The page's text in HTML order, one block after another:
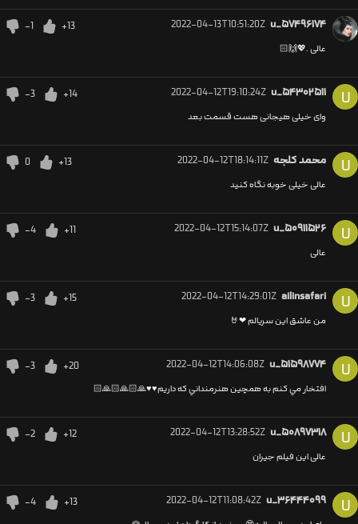
u_۵۷۴۹۶۱۷۴ 2022-04-13T10:51:20Z
+13
-1
عالی .💖🙌🏻
U u_۵۴۳۰۲۵۱۱ 2022-04-12T19:10:24Z
+14
-3
وای خیلی هیجانی هست قسمت بعد
U محمد کلجه 2022-04-12T18:14:11Z
+13
0
عالی خیلی خوبه نگاه کنید
U u_۵۰۹۱۱۵۲۶ 2022-04-12T15:14:07Z
+11
-4
عالی
U
ailinsafari
2022-04-12T14:29:01Z
+15
-3
من عاشق این سریالم ❤🤘
U u_۵۱۵۹۸۷۷۴ 2022-04-12T14:06:08Z
+20
-3
افتخار مي كنم به همچين هنرمنداني كه داريم♥️♥️🙏🏻🙏🏻🙏🏻
U u_۵۰۸۹۷۳۱۸ 2022-04-12T13:28:52Z
+12
-2
عالی این فیلم جیران
U u_۳۶۴۴۴۰۹۹ 2022-04-12T11:08:42Z
+13
-4